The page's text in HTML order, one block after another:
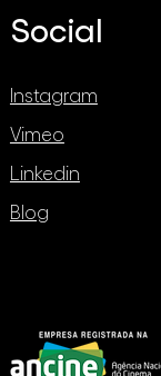
de
Social
Instagram
Vimeo
Linkedin
Blog